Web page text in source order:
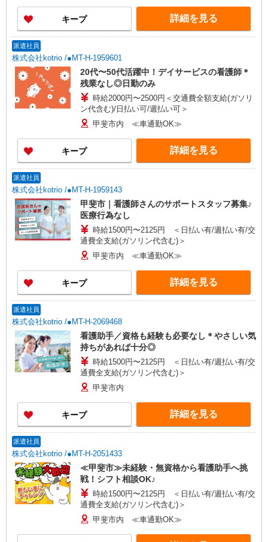
キープ 詳細を見る
派遣社員
株式会社kotrio /●MT-H-1959601
20代〜50代活躍中！デイサービスの看護師＊
残業なし◎日勤のみ
時給2000円〜2500円＜交通費全額支給(ガソリ
ン代含む)/日払い可/週払い可＞
甲斐市内 ≪車通勤OK≫
キープ 詳細を見る
派遣社員
株式会社kotrio /●MT-H-1959143
甲斐市｜看護師さんのサポートスタッフ募集♪
医療行為なし
時給1500円〜2125円 ＜日払い有/週払い有/交
通費全支給(ガソリン代含む)＞
甲斐市内 ≪車通勤OK≫
キープ 詳細を見る
派遣社員
株式会社kotrio /●MT-H-2069468
看護助手／資格も経験も必要なし＊やさしい気
持ちがあれば十分◎
時給1500円〜2125円 ＜日払い有/週払い有/交
通費全支給(ガソリン代含む)＞
甲斐市内
キープ 詳細を見る
派遣社員
株式会社kotrio /●MT-H-2051433
≪甲斐市≫未経験・無資格から看護助手へ挑
戦！シフト相談OK♪
時給1500円〜2125円 ＜日払い有/週払い有/交
通費全支給(ガソリン代含む)＞
甲斐市内 ≪車通勤OK≫